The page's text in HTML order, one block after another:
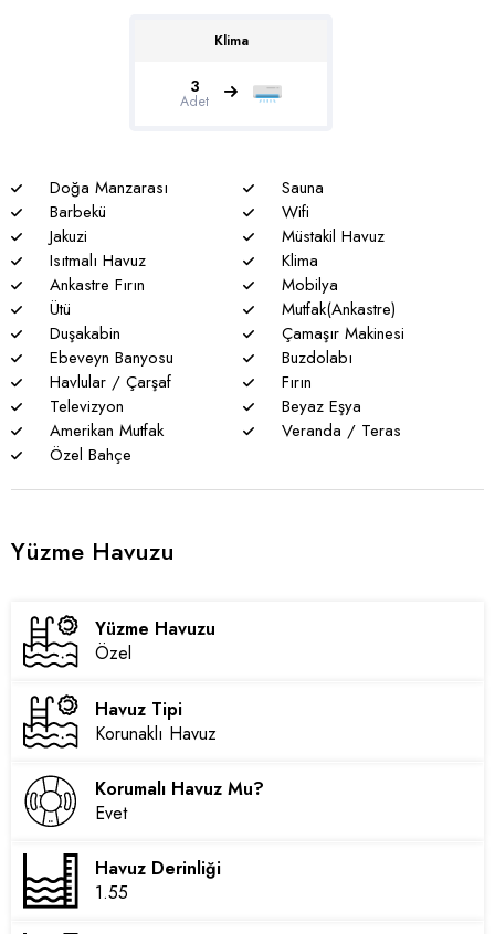
* Havuzu korunaklı villalarımızda sizlere %100 görünmeme
sakınma payı mevcuttur.
Klima
3
Adet
Doğa Manzarası
Sauna
Barbekü
Wifi
Jakuzi
Müstakil Havuz
Isıtmalı Havuz
Klima
Ankastre Fırın
Mobilya
Ütü
Mutfak(Ankastre)
Duşakabin
Çamaşır Makinesi
Ebeveyn Banyosu
Buzdolabı
Havlular / Çarşaf
Fırın
Televizyon
Beyaz Eşya
Amerikan Mutfak
Veranda / Teras
Özel Bahçe
Yüzme Havuzu
Yüzme Havuzu
Özel
Havuz Tipi
Korunaklı Havuz
Korumalı Havuz Mu?
Evet
Havuz Derinliği
1.55